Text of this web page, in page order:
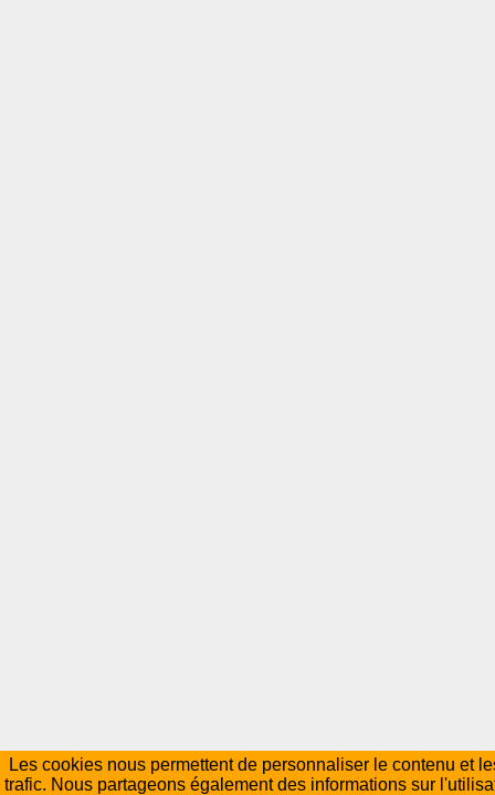
Les cookies nous permettent de personnaliser le contenu et
trafic. Nous partageons également des informations sur